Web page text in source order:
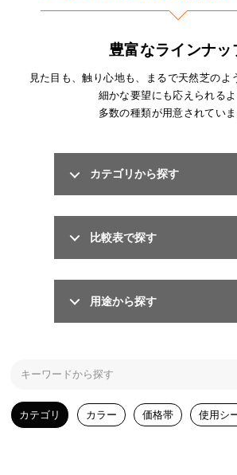
ら
探
豊富なラインナッ
見た目も、触り心地も、まるで天然芝のよ
細かな要望にも応えられる
多数の種類が用意されていま
カテゴリから探す
比較表で探す
用途から探す
カテゴリ カラー 価格帯 使用シ